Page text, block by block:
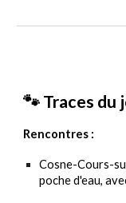
🐾 Traces du
Rencontres :
Cosne-Cours-
poche d'eau,